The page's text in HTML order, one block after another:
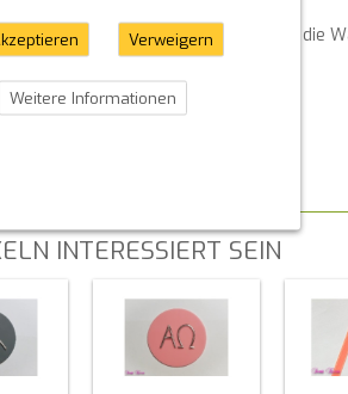
gedrückt werden und haften durch die
INTERESSIERT SEIN
Verweigern
Weitere Informationen